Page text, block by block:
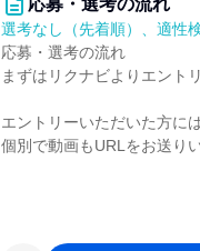
応募・選考の流れ
選考なし（先着順）、適性
応募・選考の流れ
まずはリクナビよりエント
エントリーいただいた方には
個別で動画もURLをお送り